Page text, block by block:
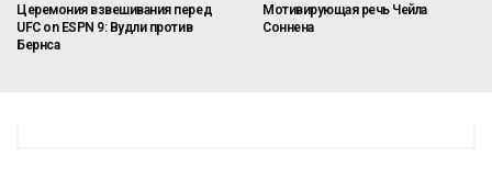
Церемония взвешивания перед
UFC on ESPN 9: Вудли против
Бернса
Мотивирующая речь Чейла
Соннена